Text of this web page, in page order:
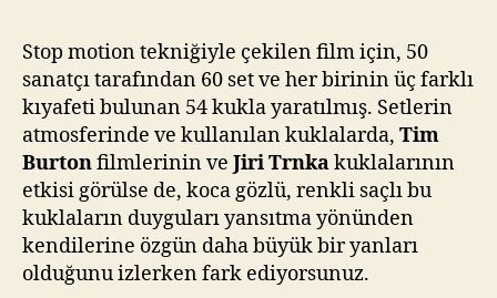
Stop motion tekniğiyle çekilen film için, 50
sanatçı tarafından 60 set ve her birinin üç farklı
kıyafeti bulunan 54 kukla yaratılmış. Setlerin
atmosferinde ve kullanılan kuklalarda, Tim
Burtonfilmlerinin ve Jiri Trnkakuklalarının
etkisi görülse de, koca gözlü, renkli saçlı bu
kuklaların duyguları yansıtma yönünden
kendilerine özgün daha büyük bir yanları
olduğunu izlerken fark ediyorsunuz.